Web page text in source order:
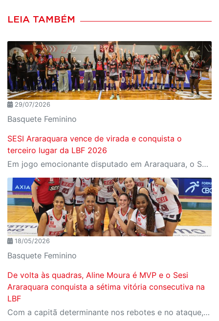
LEIA TAMBÉM
29/07/2026
Basquete Feminino
SESI Araraquara vence de virada e conquista o
terceiro lugar da LBF 2026
Em jogo emocionante disputado em Araraquara, o SESI Araraquara Basquete superou um déficit de quase 20 pontos, contou com o apoio massivo da torcida e derrotou o Cerrado BRB por 77 a 71, conquistando o terceiro lugar da LBF Loterias Caixa 2026
18/05/2026
Basquete Feminino
De volta às quadras, Aline Moura é MVP e o Sesi
Araraquara conquista a sétima vitória consecutiva na
LBF
Com a capitã determinante nos rebotes e no ataque, o Sesi Araraquara venceu o Cerrado BRB por 63 a 58, no Ginásio do SESC Ceilândia, em Brasília (DF), na manhã deste domingo (17/05).